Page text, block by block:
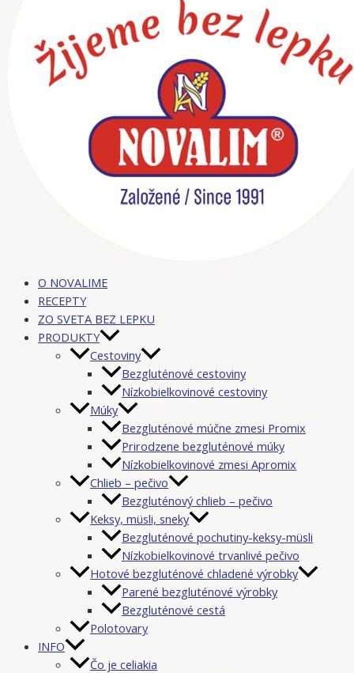
O NOVALIME
RECEPTY
ZO SVETA BEZ LEPKU
PRODUKTY
Cestoviny
Bezgluténové cestoviny
Nízkobielkovinové cestoviny
Múky
Bezgluténové múčne zmesi Promix
Prirodzene bezgluténové múky
Nízkobielkovinové zmesi Apromix
Chlieb – pečivo
Bezgluténový chlieb – pečivo
Keksy, müsli, sneky
Bezgluténové pochutiny-keksy-müsli
Nízkobielkovinové trvanlivé pečivo
Hotové bezgluténové chladené výrobky
Parené bezgluténové výrobky
Bezgluténové cestá
Polotovary
INFO
Čo je celiakia